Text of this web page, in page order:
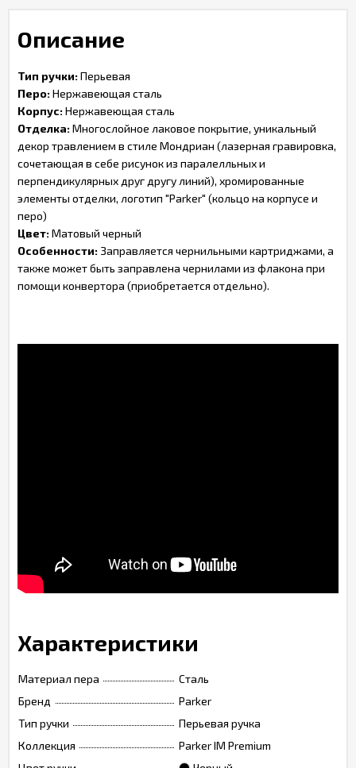
Описание
Тип ручки:Перьевая
Перо:Нержавеющая сталь
Корпус:Нержавеющая сталь
Отделка:Многослойное лаковое покрытие, уникальный
декор травлением в стиле Мондриан (лазерная гравировка,
сочетающая в себе рисунок из паралелльных и
перпендикулярных друг другу линий), хромированные
элементы отделки, логотип "Parker" (кольцо на корпусе и
перо)
Цвет:Матовый черный
Особенности: Заправляется чернильными картриджами, а
также может быть заправлена чернилами из флакона при
помощи конвертора (приобретается отдельно).
Характеристики
Материал пера
Сталь
Бренд
Parker
Тип ручки
Перьевая ручка
Коллекция
Parker IM Premium